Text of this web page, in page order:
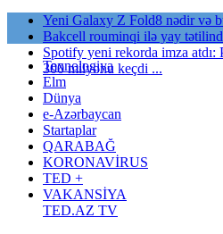
Yeni Galaxy Z Fold8 nədir və
Bakcell rouminqi ilə yay
Spotify yeni rekorda imza atdı:
300 milyonu keçdi ...
Texnologiya
Elm
Dünya
e-Azərbaycan
Startaplar
QARABAĞ
KORONAVİRUS
TED +
VAKANSİYA
TED.AZ TV